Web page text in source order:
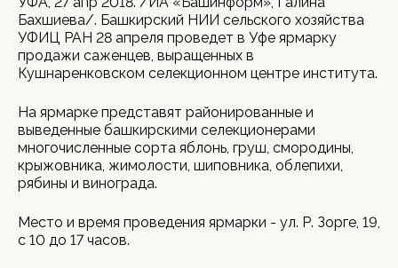
Бахшиева/. Башкирский НИИ сельского хозяйства
УФИЦ РАН 28 апреля проведет в Уфе ярмарку
продажи саженцев, выращенных в
Кушнаренковском селекционном центре института.
На ярмарке представят районированные и
выведенные башкирскими селекционерами
многочисленные сорта яблонь, груш, смородины,
крыжовника, жимолости, шиповника, облепихи,
рябины и винограда.
Место и время проведения ярмарки - ул. Р. Зорге, 19,
с 10 до 17 часов.